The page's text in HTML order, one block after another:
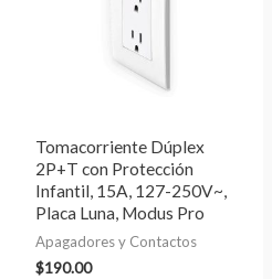
Tomacorriente Dúplex
2P+T con Protección
Infantil, 15A, 127-250V~,
Placa Luna, Modus Pro
Apagadores y Contactos
$190.00